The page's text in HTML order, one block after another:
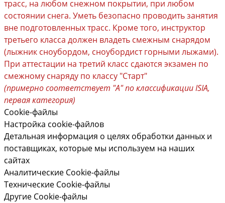
трасс, на любом снежном покрытии, при любом
состоянии снега. Уметь безопасно проводить занятия
вне подготовленных трасс. Кроме того, инструктор
третьего класса должен владеть смежным снарядом
(лыжник сноубордом, сноубордист горными лыжами).
При аттестации на третий класс сдаются экзамен по
смежному снаряду по классу "Старт"
(примерно соответствует "A" по классификации ISIA,
первая категория)
Cookie-файлы
Настройка cookie-файлов
Детальная информация о целях обработки данных и
поставщиках, которые мы используем на наших
сайтах
Аналитические Cookie-файлы
Технические Cookie-файлы
Другие Cookie-файлы